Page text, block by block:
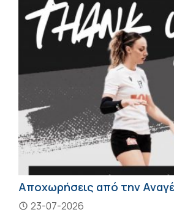
Αποχωρήσεις από την
23-07-2026